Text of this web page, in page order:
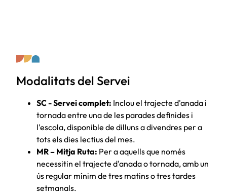
Modalitats del Servei
SC - Servei complet: Inclou el trajecte d'anada i
tornada entre una de les parades definides i
l'escola, disponible de dilluns a divendres per a
tots els dies lectius del mes.
MR – Mitja Ruta: Per a aquells que només
necessitin el trajecte d'anada o tornada, amb un
ús regular mínim de tres matins o tres tardes
setmanals.